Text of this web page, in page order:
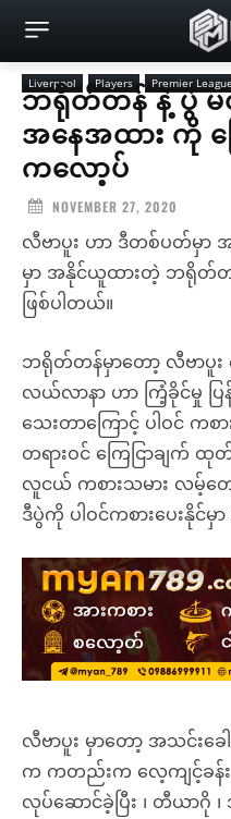
Liverpool Players Premier League
ဘရိုတ်တန် နဲ့ ပွဲ
အနေအထား ကို ပ
ကလော့ပ်
NOVEMBER 27, 2020
လီဗာပူး ဟာ ဒီတစ်ပတ်မှာ
မှာ အနိုင်ယူထားတဲ့ ဘရိုတ်တ
ဖြစ်ပါတယ်။
ဘရိုတ်တန်မှာတော့ လီဗာပူး
လယ်လာနာ ဟာ ကြံ့ခိုင်မှု ပြ
သေးတာကြောင့် ပါဝင် ကစ
တရားဝင် ကြေငြာချက် ထု
လူငယ် ကစားသမား လမ့်တ
ဒီပွဲကို ပါဝင်ကစားပေးနိုင်မှ
လီဗာပူး မှာတော့ အသင်းခေ
က ကတည်းက လေ့ကျင့်ခန်
လုပ်ဆောင်ခဲ့ပြီး ၊ တီယာဂို ၊